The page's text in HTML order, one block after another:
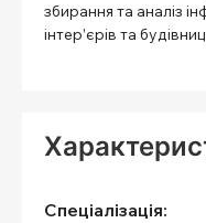
збирання та аналіз
інтер’єрів та
Спеціалізація: